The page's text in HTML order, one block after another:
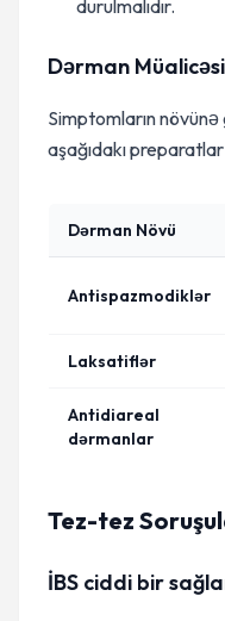
durulmalıdır.
Dərman Müalicəsi
Simptomların
aşağıdakı
Dərman Növü
Antispazmodiklər
Laksatiflər
Antidiareal
dərmanlar
Tez-tez
İBS ciddi bir